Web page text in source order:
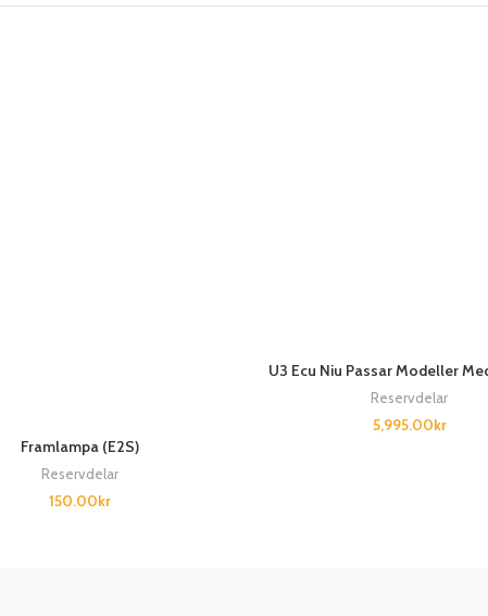
Framlampa (E2S)
Reservdelar
150.00kr
U3 Ecu Niu Passar Modeller
Reservdelar
5,995.00kr